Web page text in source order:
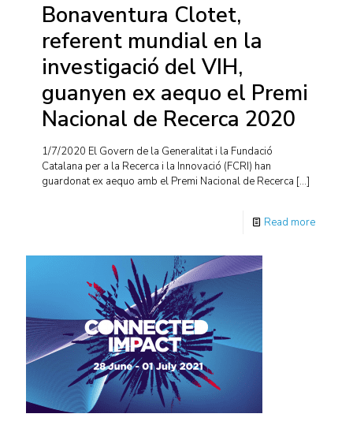
Bonaventura Clotet,
referent mundial en la
investigació del VIH,
guanyen ex aequo el Premi
Nacional de Recerca 2020
1/7/2020 El Govern de la Generalitat i la Fundació
Catalana per a la Recerca i la Innovació (FCRI) han
guardonat ex aequo amb el Premi Nacional de Recerca […]
Read more